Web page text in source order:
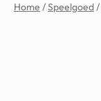
Home /Speelgoed/